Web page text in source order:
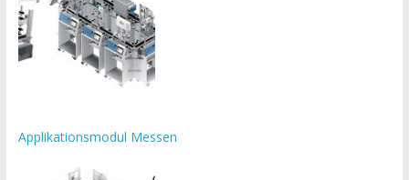
Applikationsmodul Messen